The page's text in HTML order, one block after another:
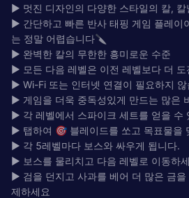
► 멋진 디자인의 다양한 스타일의 칼, 칼
► 간단하고 빠른 반사 태핑 게임 플레이
는 정말 어렵습니다🔪
► 완벽한 칼의 무한한 흥미로운 수준
► 모든 다음 레벨은 이전 레벨보다 더 도
► Wi-Fi 또는 인터넷 연결이 필요하지 않
► 게임을 더욱 중독성있게 만드는 많은
► 각 레벨에서 스파이크 세트를 얻을 수
► 탭하여 🎯 블레이드를 쏘고 목표물을
► 각 5레벨마다 보스와 싸우게 됩니다.
► 보스를 물리치고 다음 레벨로 이동하
► 검을 던지고 사과를 베어 더 많은 금을
제하세요